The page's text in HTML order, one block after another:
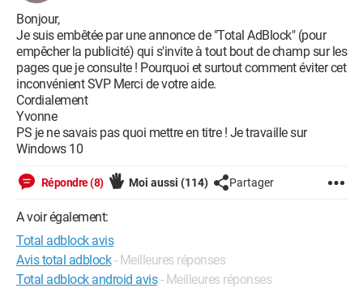
Bonjour,
Je suis embêtée par une annonce de "Total AdBlock" (pour
empêcher la publicité) qui s'invite à tout bout de champ sur les
pages que je consulte ! Pourquoi et surtout comment éviter cet
inconvénient SVP Merci de votre aide.
Cordialement
Yvonne
PS je ne savais pas quoi mettre en titre ! Je travaille sur
Windows 10
Répondre (8) Moi aussi (114) Partager
A voir également:
Total adblock avis
Avis total adblock - Meilleures réponses
Total adblock android avis - Meilleures réponses